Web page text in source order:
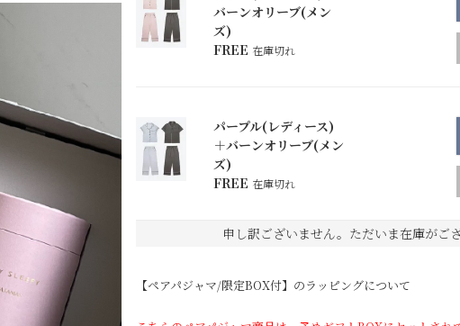
バーンオリーブ(メン
ズ)
FREE 在庫切れ
パープル(レディース)
＋バーンオリーブ(メン
ズ)
FREE 在庫切れ
申し訳ございません。ただいま在庫がご
【ペアパジャマ/限定BOX付】のラッピングについて